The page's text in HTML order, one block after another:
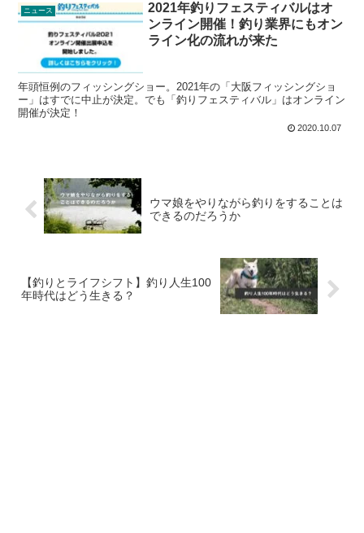
ニュース
2021年釣りフェスティバルはオ
ンライン開催！釣り業界にもオン
ライン化の流れが来た
年頭恒例のフィッシングショー。2021年の「大阪フィッシングショ
ー」はすでに中止が決定。でも「釣りフェスティバル」はオンライン
開催が決定！
2020.10.07
ウマ娘をやりながら釣りをすることは
できるのだろうか
【釣りとライフシフト】釣り人生100
年時代はどう生きる？